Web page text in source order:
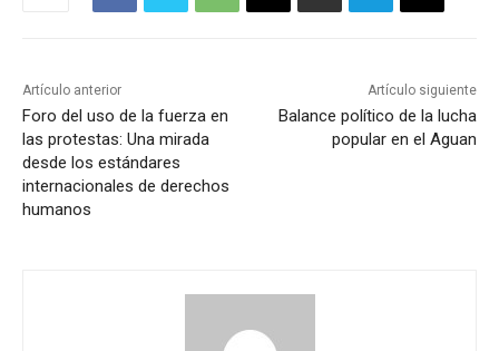
Artículo anterior
Foro del uso de la fuerza en
las protestas: Una mirada
desde los estándares
internacionales de derechos
humanos
Artículo siguiente
Balance político de la lucha
popular en el Aguan